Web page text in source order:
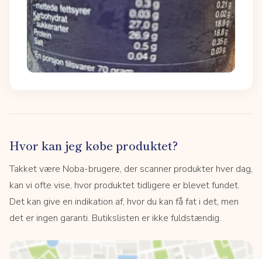
Hvor kan jeg købe produktet?
Takket være Noba-brugere, der scanner produkter hver dag,
kan vi ofte vise, hvor produktet tidligere er blevet fundet.
Det kan give en indikation af, hvor du kan få fat i det, men
det er ingen garanti. Butikslisten er ikke fuldstændig.